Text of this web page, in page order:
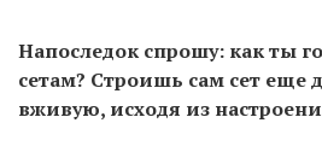
Напоследок спрошу: как ты
сетам? Строишь сам сет еще
вживую, исходя из